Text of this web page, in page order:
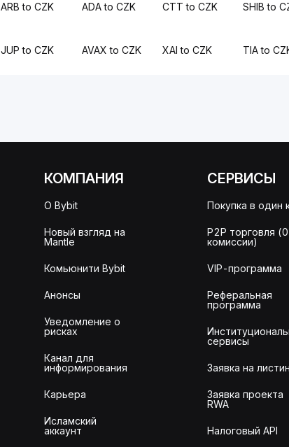
ARB to CZK ADA to CZK CTT to CZK SHIB to
JUP to CZK AVAX to CZK XAI to CZK TIA to
КОМПАНИЯ
О Bybit
Новый взгляд на
Mantle
Комьюнити Bybit
Анонсы
Уведомление о
рисках
Канал для
информирования
Карьера
Исламский
аккаунт
СЕРВИСЫ
Покупка в один
P2P торговля
комиссии)
VIP-программа
Реферальная
программа
сервисы
Заявка на
Заявка проекта
RWA
Налоговый API